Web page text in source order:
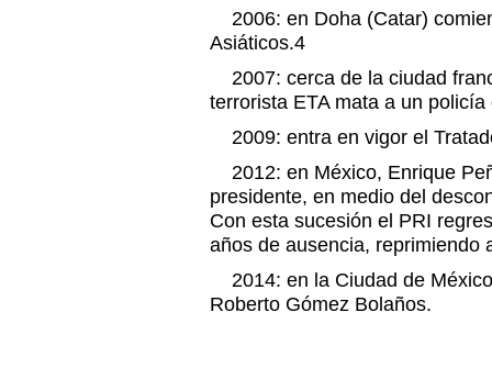
2006: en Doha (Catar)
Asiáticos.4
2007: cerca de la ciudad
terrorista ETA mata a un
2009: entra en vigor el
2012: en México, Enrique
presidente, en medio del
Con esta sucesión el PRI
años de ausencia, reprimiendo
2014: en la Ciudad de
Roberto Gómez Bolaños.